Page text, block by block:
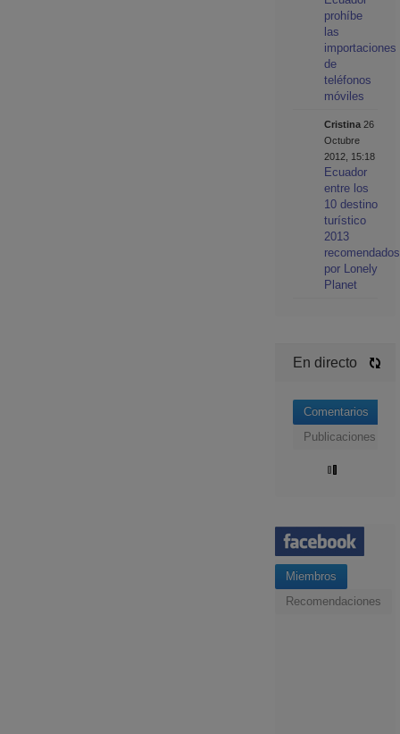
prohíbe
las
importaciones
de
teléfonos
móviles
Cristina 26
Octubre
2012, 15:18
Ecuador
entre los
10 destino
turístico
2013
recomendados
por Lonely
Planet
En directo
Comentarios
Publicaciones
Miembros
Recomendaciones